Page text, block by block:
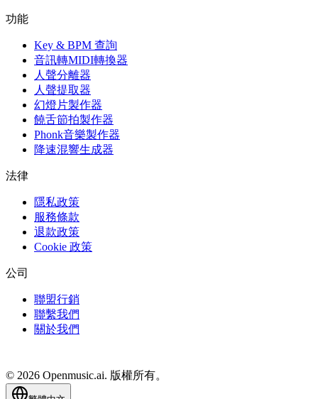
功能
Key & BPM 查詢
音訊轉MIDI轉換器
人聲分離器
人聲提取器
幻燈片製作器
饒舌節拍製作器
Phonk音樂製作器
降速混響生成器
法律
隱私政策
服務條款
退款政策
Cookie 政策
公司
聯盟行銷
聯繫我們
關於我們
© 2026 Openmusic.ai. 版權所有。